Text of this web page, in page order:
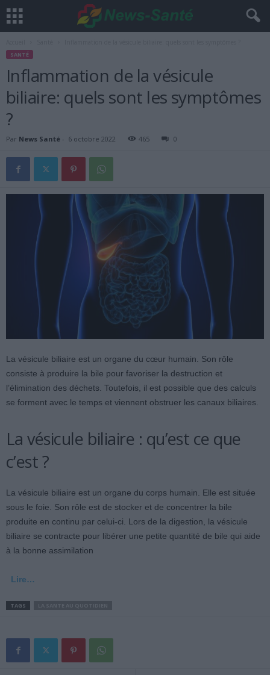
SANTÉ
Inflammation de la vésicule
biliaire: quels sont les symptômes
?
Par News Santé - 6 octobre 2022 465 0
La vésicule biliaire est un organe du cœur humain. Son rôle
consiste à produire la bile pour favoriser la destruction et
l’élimination des déchets. Toutefois, il est possible que des calculs
se forment avec le temps et viennent obstruer les canaux biliaires.
La vésicule biliaire : qu’est ce que
c’est ?
La vésicule biliaire est un organe du corps humain. Elle est située
sous le foie. Son rôle est de stocker et de concentrer la bile
produite en continu par celui-ci. Lors de la digestion, la vésicule
biliaire se contracte pour libérer une petite quantité de bile qui aide
à la bonne assimilation
Lire…
TAGS